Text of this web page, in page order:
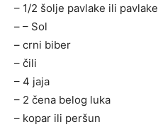
– 1/2 šolje pavlake ili pavlake
– – Sol
– crni biber
– čili
– 4 jaja
– 2 čena belog luka
– kopar ili peršun